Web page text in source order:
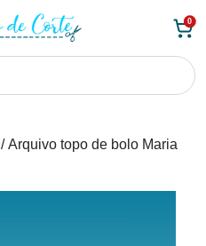
0
/ Arquivo topo de bolo Maria